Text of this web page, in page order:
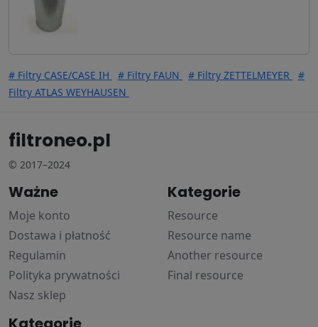
# Filtry CASE/CASE IH # Filtry FAUN # Filtry ZETTELMEYER
#
Filtry ATLAS WEYHAUSEN
filtroneo.pl
© 2017–2024
Ważne
Moje konto
Dostawa i płatność
Regulamin
Polityka prywatności
Nasz sklep
Kategorie
Resource
Resource name
Another resource
Final resource